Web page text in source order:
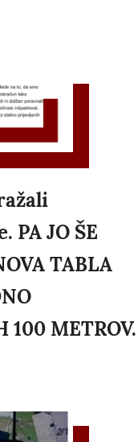
JO ŠE
TABLA
100 METROV.